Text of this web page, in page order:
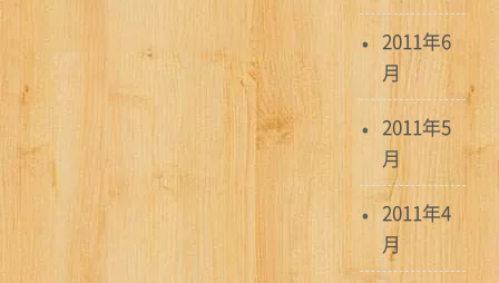
2011年6
月
2011年5
月
2011年4
月